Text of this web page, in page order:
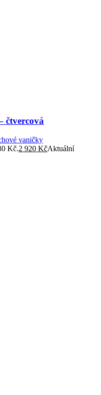
čtvercová
vaničky
Kč.2 920 KčAktuální